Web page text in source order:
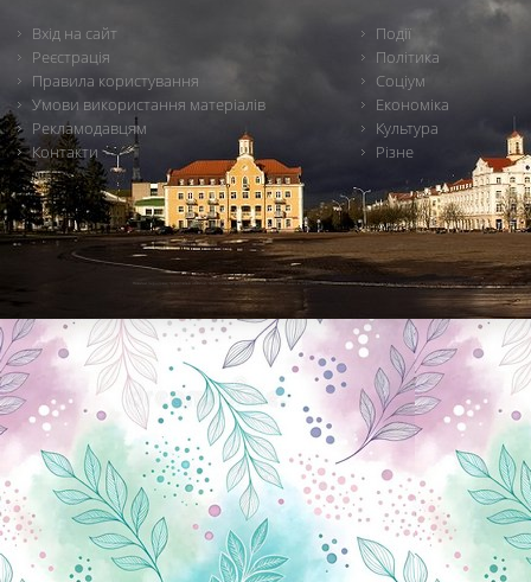
Вхід на сайт
Реєстрація
Правила користування
Умови використання матеріалів
Рекламодавцям
Контакти
Події
Політика
Соціум
Економіка
Культура
Різне
Новини Чернігова, Чернігівські новини, Чернігівський формат, новини Чернігова, події в Чернігові: політика, економіка, аналітика, культура, відеоновини, екологія, спортивний Чернігів, туризм, Чернігів